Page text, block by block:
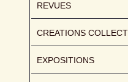
REVUES
CREATIONS
EXPOSITIONS